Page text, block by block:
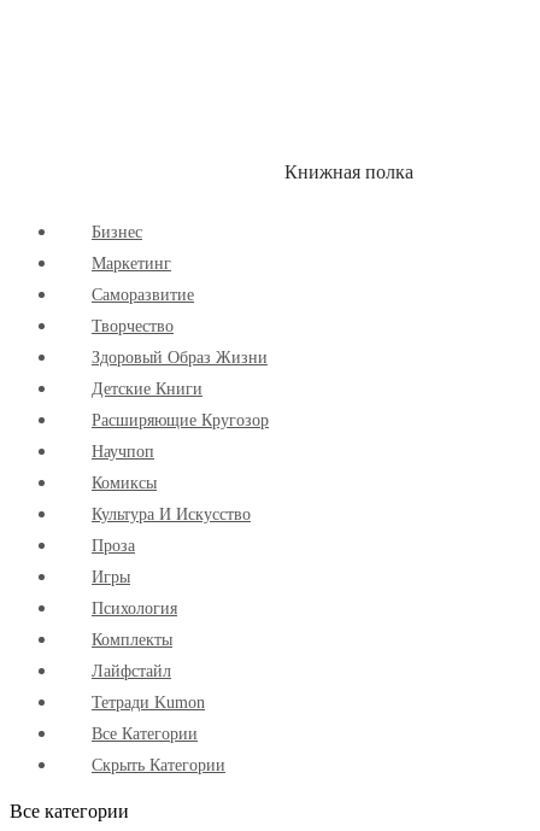
Книжная полка
Бизнес
Маркетинг
Cаморазвитие
Творчество
Здоровый Образ Жизни
Детские Книги
Расширяющие Кругозор
Научпоп
Комиксы
Культура И Искусство
Проза
Игры
Психология
Комплекты
Лайфстайл
Тетради Kumon
Все Категории
Скрыть Категории
Все категории